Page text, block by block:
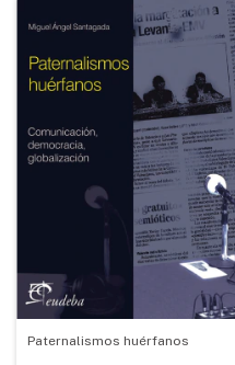
Paternalismos huérfanos